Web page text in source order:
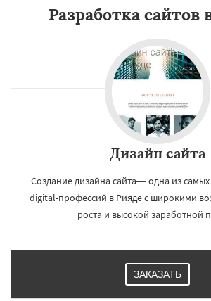
Разработка сайтов
Дизайн сайта
Создание дизайна сайта— одна из
digital-профессий в Рияде с широкими
роста и высокой заработной
ЗАКАЗАТЬ